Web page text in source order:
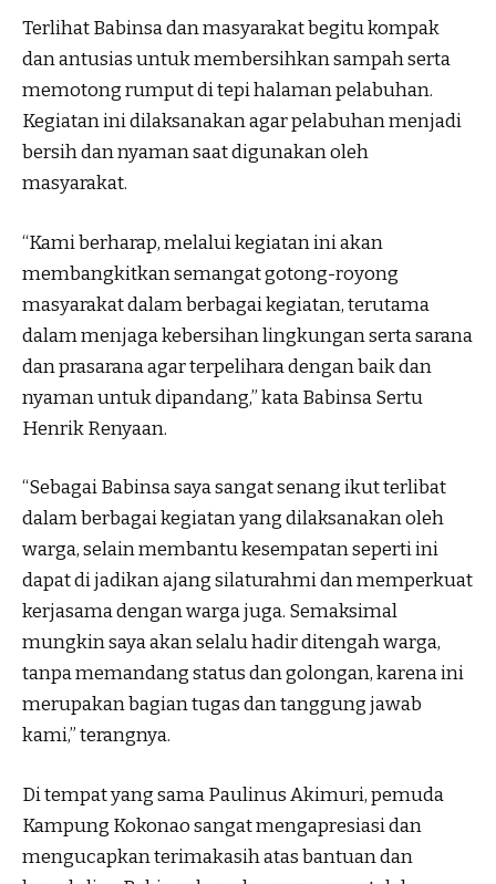
Terlihat Babinsa dan masyarakat begitu kompak
dan antusias untuk membersihkan sampah serta
memotong rumput di tepi halaman pelabuhan.
Kegiatan ini dilaksanakan agar pelabuhan menjadi
bersih dan nyaman saat digunakan oleh
masyarakat.
“Kami berharap, melalui kegiatan ini akan
membangkitkan semangat gotong-royong
masyarakat dalam berbagai kegiatan, terutama
dalam menjaga kebersihan lingkungan serta sarana
dan prasarana agar terpelihara dengan baik dan
nyaman untuk dipandang,” kata Babinsa Sertu
Henrik Renyaan.
“Sebagai Babinsa saya sangat senang ikut terlibat
dalam berbagai kegiatan yang dilaksanakan oleh
warga, selain membantu kesempatan seperti ini
dapat di jadikan ajang silaturahmi dan memperkuat
kerjasama dengan warga juga. Semaksimal
mungkin saya akan selalu hadir ditengah warga,
tanpa memandang status dan golongan, karena ini
merupakan bagian tugas dan tanggung jawab
kami,” terangnya.
Di tempat yang sama Paulinus Akimuri, pemuda
Kampung Kokonao sangat mengapresiasi dan
mengucapkan terimakasih atas bantuan dan